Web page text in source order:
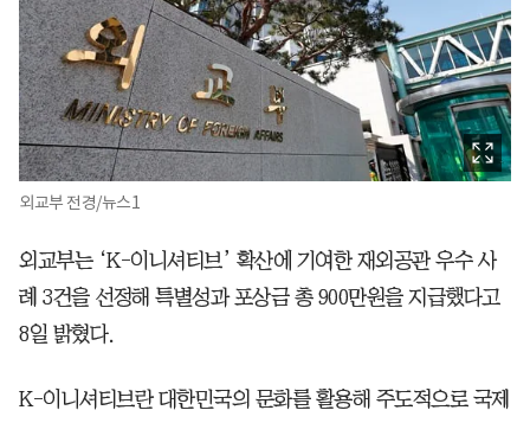
외교부 전경/뉴스1
외교부는 ‘K-이니셔티브’ 확산에 기여한 재외공관 우수 사
례 3건을 선정해 특별성과 포상금 총 900만원을 지급했다고
8일 밝혔다.
K-이니셔티브란 대한민국의 문화를 활용해 주도적으로 국제